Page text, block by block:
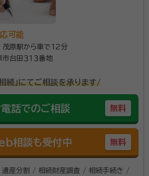
可能
原駅から車で12分
台田３１３番地
続」にてご相談を承ります/
話でのご相談 無料
相談も受付中 無料
産分割 / 相続財産調査 / 相続手続き /